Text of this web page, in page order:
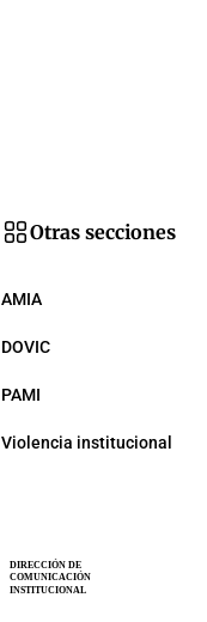
Otras secciones
AMIA
DOVIC
PAMI
Violencia institucional
DIRECCIÓN DE
COMUNICACIÓN
INSTITUCIONAL